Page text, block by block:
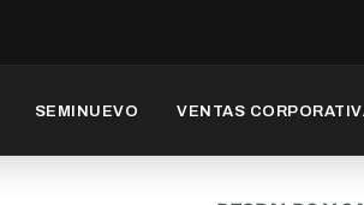
SEMINUEVO VENTAS